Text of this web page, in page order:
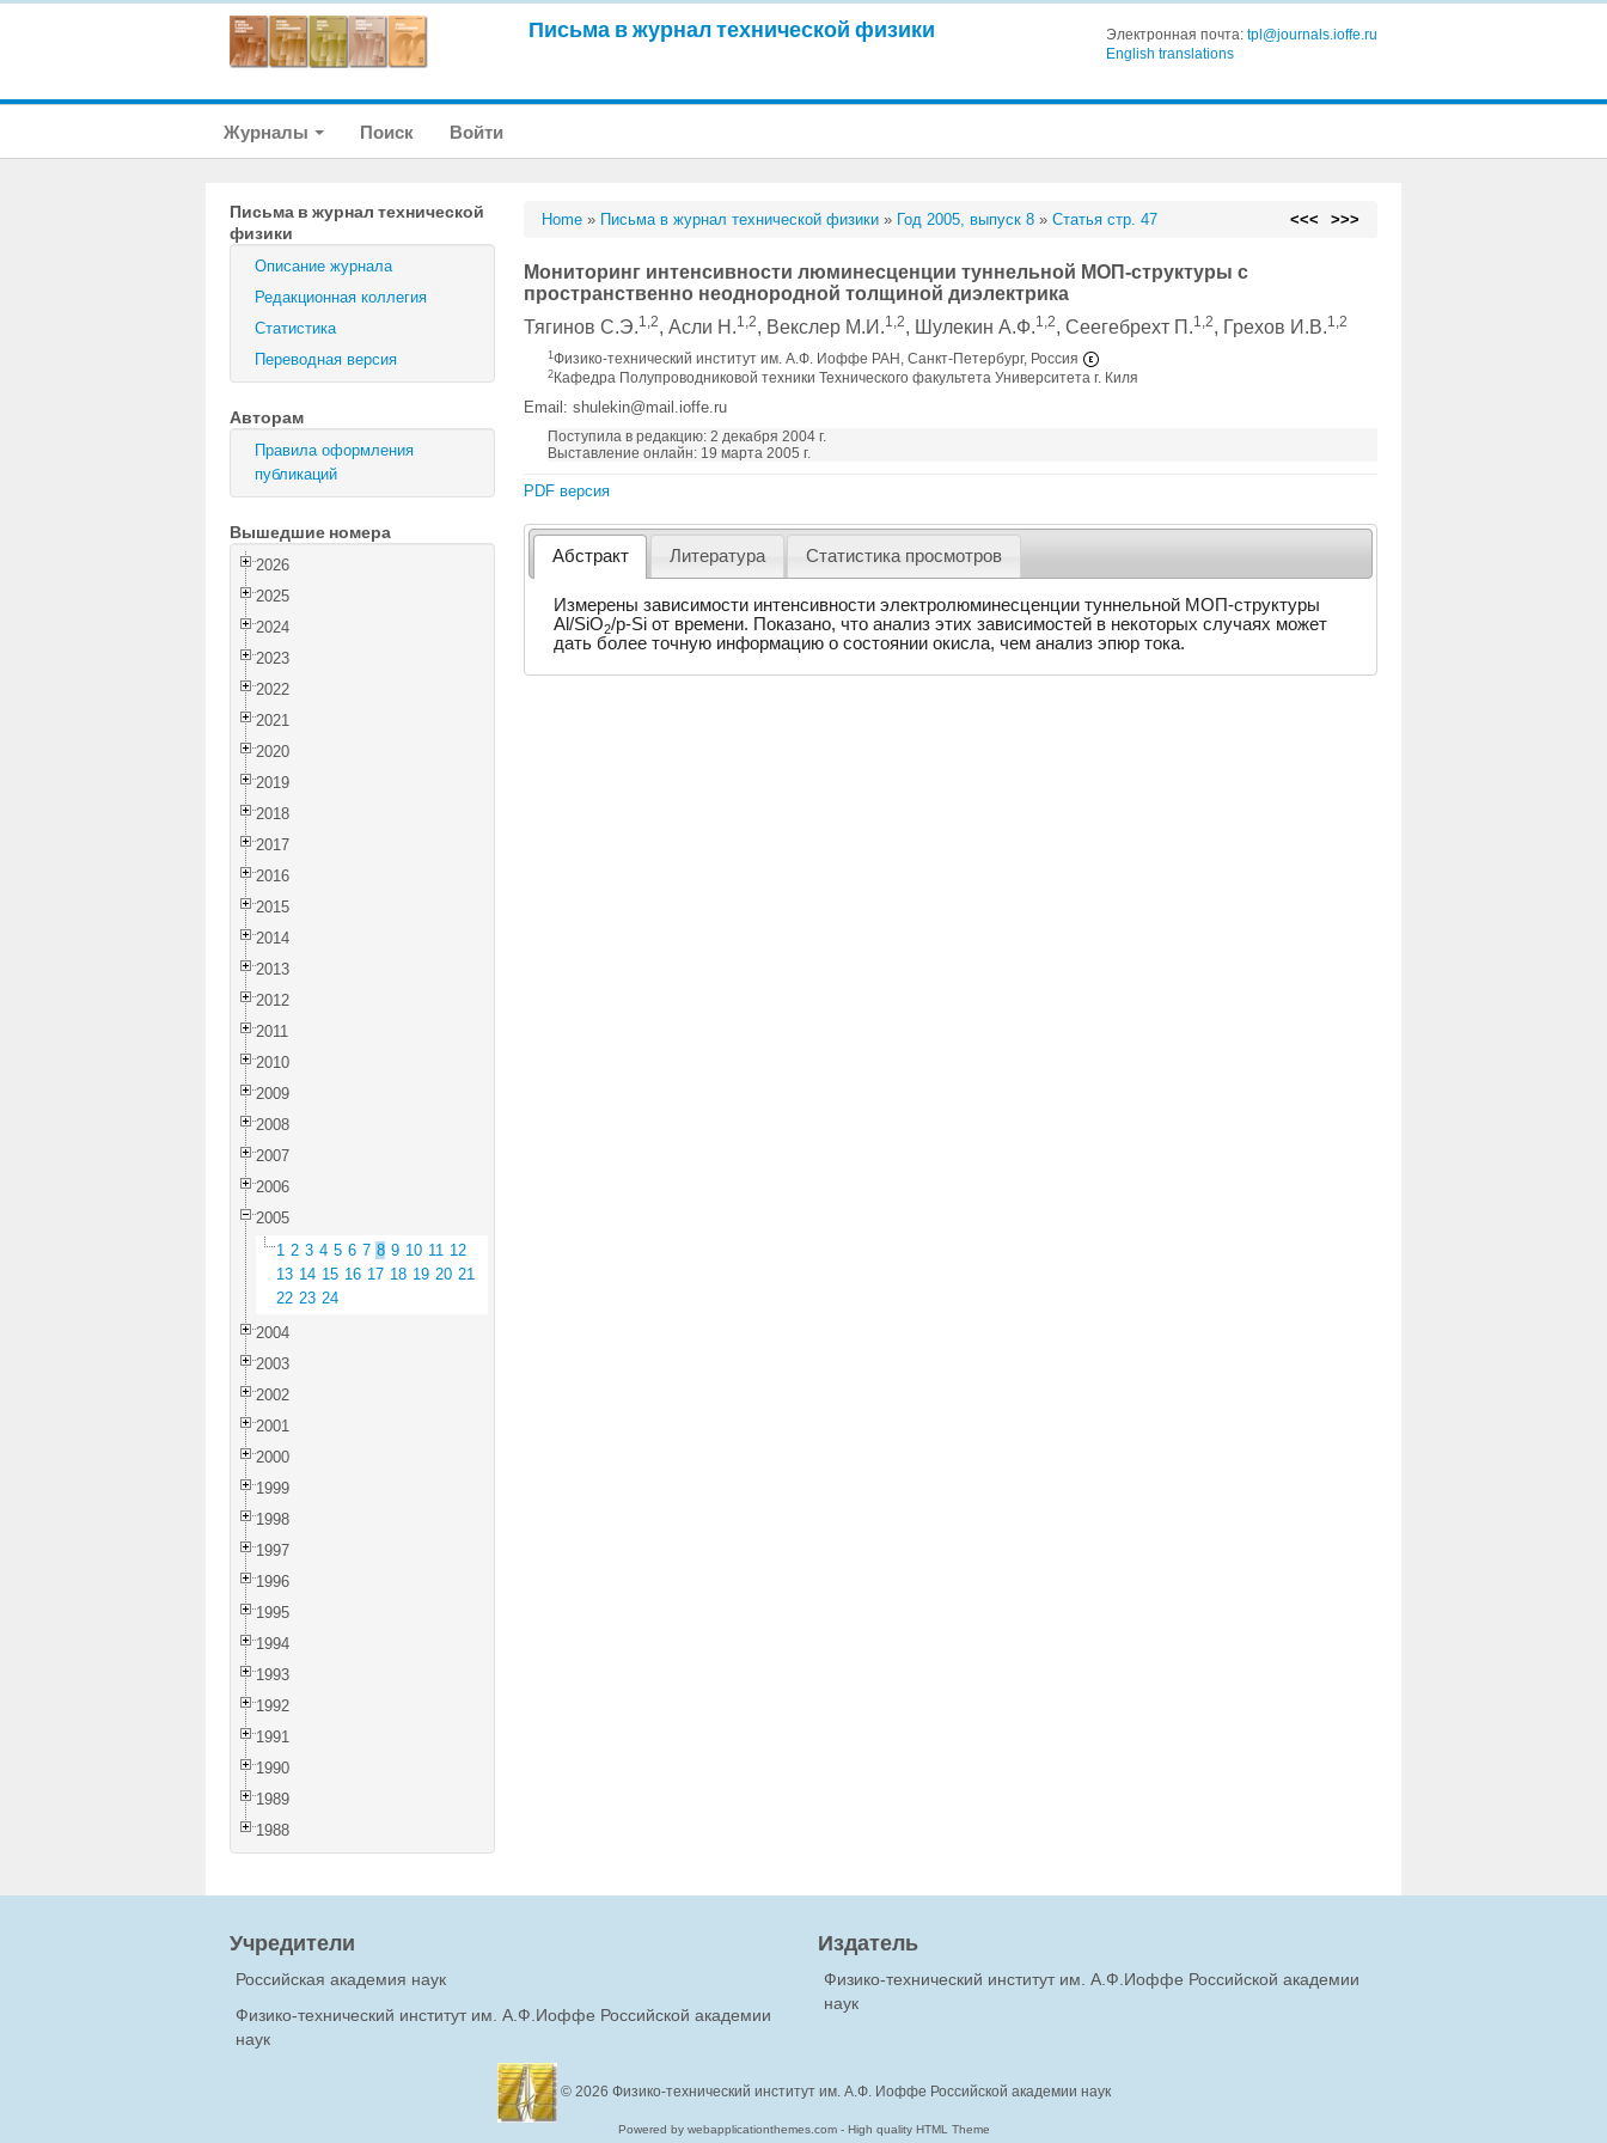
Письма в журнал технической физики Электронная почта: tpl@journals.ioffe.ru
English translations
Журналы Поиск Войти
Письма в журнал технической
физики
Описание журнала
Редакционная коллегия
Статистика
Переводная версия
Авторам
Правила оформления
публикаций
Вышедшие номера
2026
2025
2024
2023
2022
2021
2020
2019
2018
2017
2016
2015
2014
2013
2012
2011
2010
2009
2008
2007
2006
2005
1 2 3 4 5 6 7 8 9 10 11 12
13 14 15 16 17 18 19 20 21
22 23 24
2004
2003
2002
2001
2000
1999
1998
1997
1996
1995
1994
1993
1992
1991
1990
1989
1988
Home » Письма в журнал технической физики » Год 2005, выпуск 8 »Статья стр. 47 <<< >>>
Мониторинг интенсивности люминесценции туннельной МОП-структуры с
пространственно неоднородной толщиной диэлектрика
Тягинов С.Э.1,2, Асли Н.1,2, Векслер М.И.1,2, Шулекин А.Ф.1,2, Сеегебрехт П.1,2, Грехов И.В.1,2
1Физико-технический институт им. А.Ф. Иоффе РАН, Санкт-Петербург, Россия
2 Кафедра Полупроводниковой техники Технического факультета Университета г. Киля
Email: shulekin@mail.ioffe.ru
Поступила в редакцию: 2 декабря 2004 г.
Выставление онлайн: 19 марта 2005 г.
PDF версия
Абстракт Литература Статистика просмотров
Измерены зависимости интенсивности электролюминесценции туннельной МОП-структуры
Al/SiO2/p-Si от времени. Показано, что анализ этих зависимостей в некоторых случаях может
дать более точную информацию о состоянии окисла, чем анализ эпюр тока.
Учредители
Российская академия наук
Физико-технический институт им. А.Ф.Иоффе Российской академии
наук
Издатель
Физико-технический институт им. А.Ф.Иоффе Российской академии
наук
© 2026 Физико-технический институт им. А.Ф. Иоффе Российской академии наук
Powered by webapplicationthemes.com - High quality HTML Theme